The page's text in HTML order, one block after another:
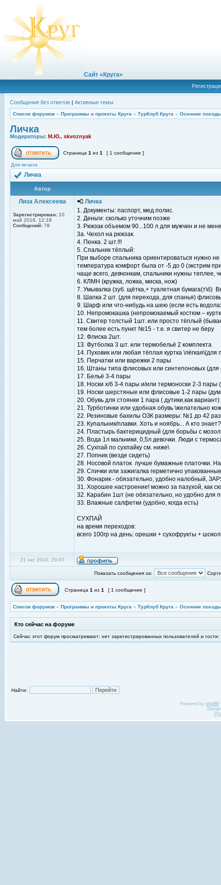
Сайт «Круга»
Сообщения без ответов | Активные темы
Список форумов » Программы и проекты Круга » ТурКлуб Круга » Осенние
Личка
Модераторы: М.Ю., skvoznyak
Страница 1 из 1 [ 1 сообщение ]
Для печати
Личка
Автор
Лиза Алексеева
Зарегистрирован: 10
май 2016, 12:18
Сообщений: 78
Личка
1. Документы: паспорт, мед.полис.
2. Деньги: сколько уточним позже
3. Рюкзак объемом 90...100 л для мужчин и не
3а. Чехол на рюкзак.
4. Пенка. 2 шт.!!!
5. Спальник тёплый:
При выборе спальника ориентироваться нужно
температура комфорт была от -5 до 0 (экстрим
чаще всего, девчонкам, спальники нужны теплее,
6. КЛМН (кружка, ложка, миска, нож)
7. Умывалка (зуб. щётка,+ туалетная бумага(т\б)
8. Шапка 2 шт. (для перехода, для спанья)
9. Шарф или что-нибудь на шею (если есть
10. Непромокашка (непромокаемый костюм –
11. Свитер толстый 1шт. или просто тёплый
тем более есть пункт №15 - т.е. я свитер не беру
12. Флиска 2шт.
13. Футболка 3 шт. или термобельё 2 комплекта
14. Пуховик или любая тёплая куртка \лёгкая\(для
15. Перчатки или варежки 2 пары
16. Штаны типа флисовых или синтепоновых (для
17. Бельё 3-4 пары
18. Носки х/б 3-4 пары и/или термоноски 2-3
19. Носки шерстяные или флисовые 1-2 пары
20. Обувь для стоянки 1 пара ( дутики,как вариант)
21. Турботинки или удобная обувь \желательно
22. Резиновые бахилы ОЗК размеры: №1 до 42
23. Купальник/плавки. Хоть и ноябрь... А кто
24. Пластырь бактерицидный (для борьбы с
25. Вода 1л мальчики, 0,5л девочки. Люди с
26. Сухпай по сухпайку см. ниже\
27. Попник (везде сидеть)
28. Носовой платок лучше бумажные платочки.
29. Спички или зажигалка герметично упакованные
30. Фонарик - обязательно, удобно налобный,
31. Хорошее настроение! можно за пазухой, как
32. Карабин 1шт (не обязательно, но удобно для
33. Влажные салфетки (удобно, когда есть)
СУХПАЙ
на время переходов:
всего 100гр на день: орешки + сухофрукты +
21 окт 2024, 20:07
Показать сообщения за:
Страница 1 из 1 [ 1 сообщение ]
Список форумов » Программы и проекты Круга » ТурКлуб Круга » Осенние
Кто сейчас на форуме
Сейчас этот форум просматривают: нет зарегистрированных пользователей и гости:
Найти:
Powered by phpBB